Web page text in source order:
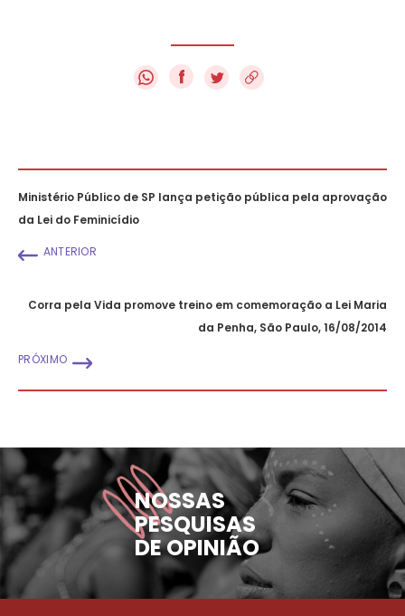
f
Ministério Público de SP lança petição pública pela aprovação
da Lei do Feminicídio
ANTERIOR
Corra pela Vida promove treino em comemoração a Lei Maria
da Penha, São Paulo, 16/08/2014
PRÓXIMO
NOSSAS
PESQUISAS
DE OPINIÃO